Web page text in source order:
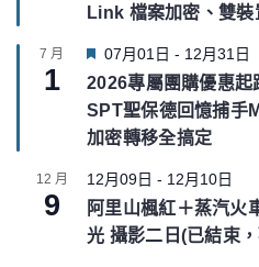
t
r
e
d
Link 檔案加密、雙
7 月
1
F
e
a
t
u
e
d
07月01日 - 12月31日
2026專屬團購優惠
SPT聖保德回憶捕手
加密轉移全搞定
12 月
9
12月09日 - 12月10日
阿里山楓紅＋蒸汽火
光 攝影二日(已結束